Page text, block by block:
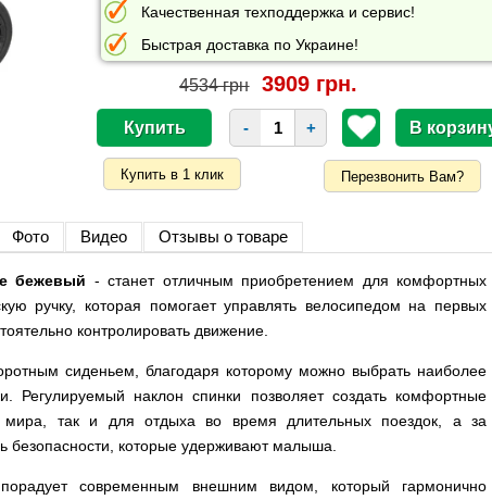
Качественная техподдержка и сервис!
Быстрая доставка по Украине!
4534 грн 3909 грн.
- +
Перезвонить Вам?
Фото Видео Отзывы о товаре
бежевый - станет отличным приобретением для комфортных
ручку, которая помогает управлять велосипедом на первых
контролировать движение.
сиденьем, благодаря которому можно выбрать наиболее
Регулируемый наклон спинки позволяет создать комфортные
мира, так и для отдыха во время длительных поездок, а за
безопасности, которые удерживают малыша.
современным внешним видом, который гармонично